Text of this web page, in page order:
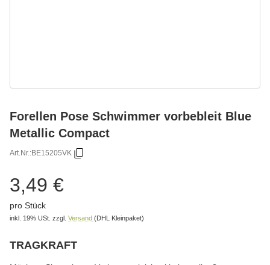
Forellen Pose Schwimmer vorbebleit Blue
Metallic Compact
Art.Nr.:BE15205VK
3,49 €
pro Stück
inkl. 19% USt. zzgl. Versand (DHL Kleinpaket)
TRAGKRAFT